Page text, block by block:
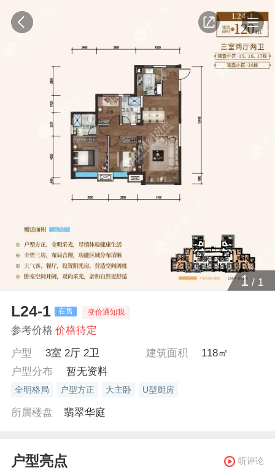
1 / 1
L24-1 在售 变价通知我
参考价格 价格待定
户型
3室 2厅 2卫 建筑面积
118㎡
户型分布
暂无资料
全明格局 户型方正 大主卧 U型厨房
所属楼盘 翡翠华庭
户型亮点 听评论